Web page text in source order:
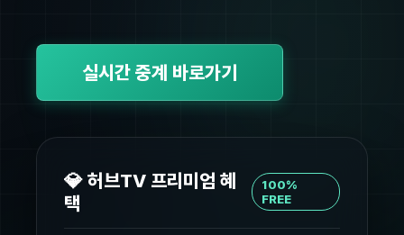
실시간 중계 바로가기
💎 허브TV 프리미엄 혜
택
100%
FREE